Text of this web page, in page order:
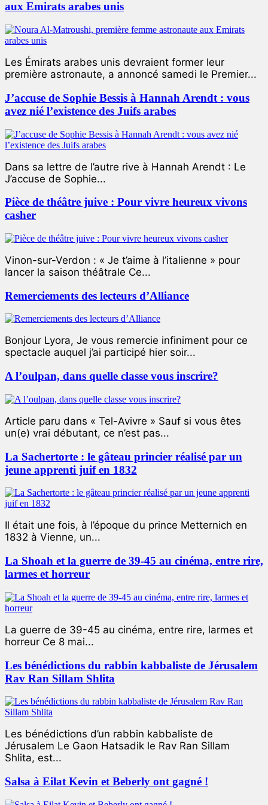
aux Emirats arabes unis
Les Émirats arabes unis devraient former leur
première astronaute, a annoncé samedi le Premier...
J’accuse de Sophie Bessis à Hannah Arendt : vous
avez nié l’existence des Juifs arabes
Dans sa lettre de l’autre rive à Hannah Arendt : Le
J’accuse de Sophie...
Pièce de théâtre juive : Pour vivre heureux vivons
casher
Vinon-sur-Verdon : « Je t’aime à l’italienne » pour
lancer la saison théâtrale Ce...
Remerciements des lecteurs d’Alliance
Bonjour Lyora, Je vous remercie infiniment pour ce
spectacle auquel j’ai participé hier soir...
A l’oulpan, dans quelle classe vous inscrire?
Article paru dans « Tel-Avivre » Sauf si vous êtes
un(e) vrai débutant, ce n’est pas...
La Sachertorte : le gâteau princier réalisé par un
jeune apprenti juif en 1832
Il était une fois, à l’époque du prince Metternich en
1832 à Vienne, un...
La Shoah et la guerre de 39-45 au cinéma, entre rire,
larmes et horreur
La guerre de 39-45 au cinéma, entre rire, larmes et
horreur Ce 8 mai...
Les bénédictions du rabbin kabbaliste de Jérusalem
Rav Ran Sillam Shlita
Les bénédictions d’un rabbin kabbaliste de
Jérusalem Le Gaon Hatsadik le Rav Ran Sillam
Shlita, est...
Salsa à Eilat Kevin et Beberly ont gagné !